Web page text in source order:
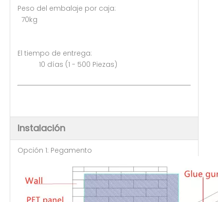
Peso del embalaje por caja:
70kg
El tiempo de entrega:
10 días (1 - 500 Piezas)
Instalación
Opción 1: Pegamento